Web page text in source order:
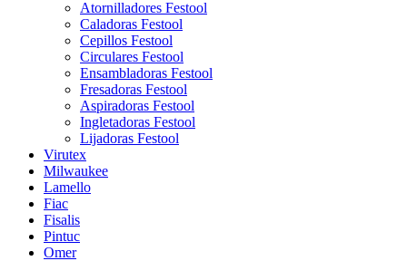
Atornilladores Festool
Caladoras Festool
Cepillos Festool
Circulares Festool
Ensambladoras Festool
Fresadoras Festool
Aspiradoras Festool
Ingletadoras Festool
Lijadoras Festool
Virutex
Milwaukee
Lamello
Fiac
Fisalis
Pintuc
Omer